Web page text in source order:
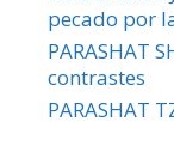
pecado por
PARASHAT
contrastes
PARASHAT